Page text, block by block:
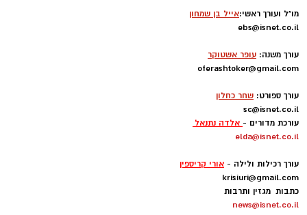
מו"ל ועורך ראשי:אייל בן שמחון
ebs@isnet.co.il
עורך משנה: עופר אשטוקר
oferashtoker@gmail.com
עורך ספורט: שחר כחלון
sc@isnet.co.il
עורכת מדורים - אלדה נתנאל
elda@isnet.co.il
עורך רכילות ולילה - אורי קריספין
krisiuri@gmail.com
כתבות מגזין ותרבות
news@isnet.co.il